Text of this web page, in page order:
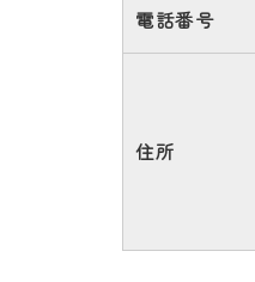
電話番号
住所